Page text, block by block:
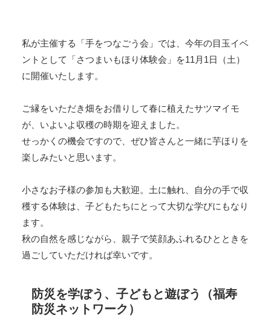
私が主催する「手をつなごう会」では、今年の目玉イベ
ントとして「さつまいもほり体験会」を11月1日（土）
に開催いたします。
ご縁をいただき畑をお借りして春に植えたサツマイモ
が、いよいよ収穫の時期を迎えました。
せっかくの機会ですので、ぜひ皆さんと一緒に芋ほりを
楽しみたいと思います。
小さなお子様の参加も大歓迎。土に触れ、自分の手で収
穫する体験は、子どもたちにとって大切な学びにもなり
ます。
秋の自然を感じながら、親子で笑顔あふれるひとときを
過ごしていただければ幸いです。
防災を学ぼう、子どもと遊ぼう（福寿
防災ネットワーク）